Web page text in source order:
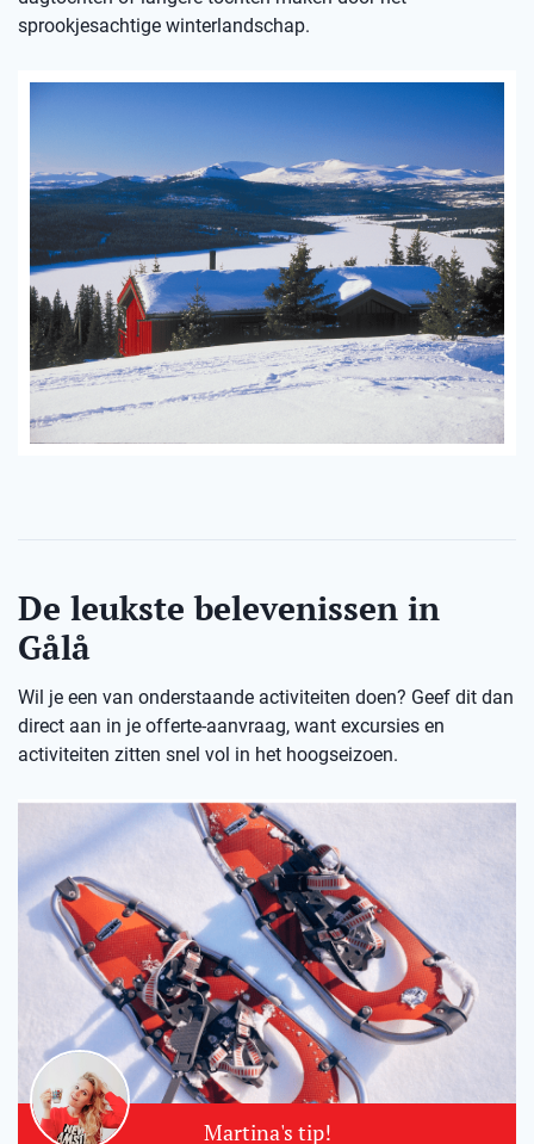
sprookjesachtige winterlandschap.
De leukste belevenissen in
Gålå
Wil je een van onderstaande activiteiten doen? Geef dit dan
direct aan in je offerte-aanvraag, want excursies en
activiteiten zitten snel vol in het hoogseizoen.
Martina's tip!